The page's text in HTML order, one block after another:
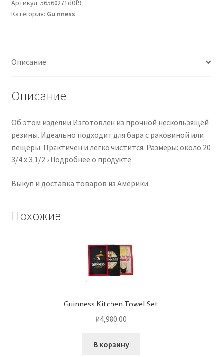
Spill
Артикул: 56560271d0f9
Категория: Guinness
Описание
Описание
Об этом изделии Изготовлен из прочной нескользящей
резины. Идеально подходит для бара с раковиной или
пещеры. Практичен и легко чистится. Размеры: около 20
3/4 x 3 1/2 › Подробнее о продукте
Выкуп и доставка товаров из Америки
Похожие
Guinness Kitchen Towel Set
₽4,980.00
В корзину